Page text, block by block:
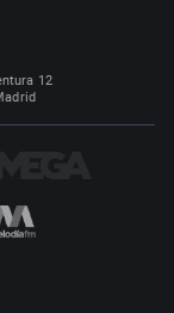
12